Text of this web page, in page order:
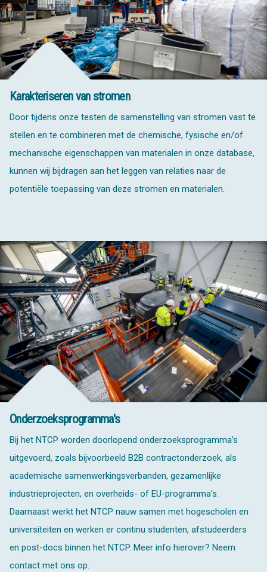
Karakteriseren van stromen
Door tijdens onze testen de samenstelling van stromen vast te
stellen en te combineren met de chemische, fysische en/of
mechanische eigenschappen van materialen in onze database,
kunnen wij bijdragen aan het leggen van relaties naar de
potentiële toepassing van deze stromen en materialen.
Onderzoeksprogramma's
Bij het NTCP worden doorlopend onderzoeksprogramma’s
uitgevoerd, zoals bijvoorbeeld B2B contractonderzoek, als
academische samenwerkingsverbanden, gezamenlijke
industrieprojecten, en overheids- of EU-programma's.
Daarnaast werkt het NTCP nauw samen met hogescholen en
universiteiten en werken er continu studenten, afstudeerders
en post-docs binnen het NTCP. Meer info hierover? Neem
contact met ons op.